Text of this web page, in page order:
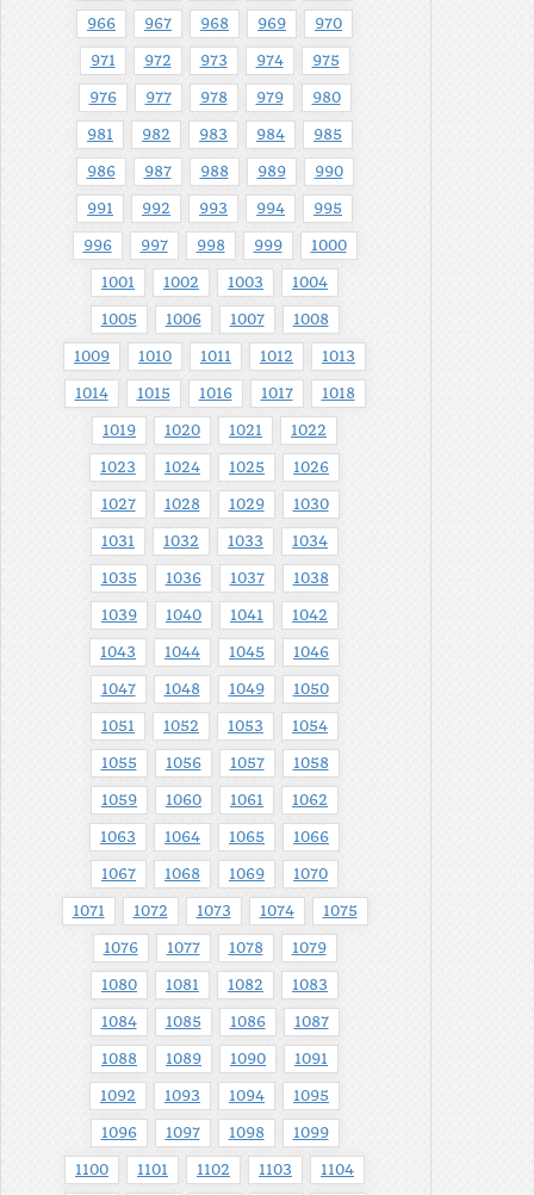
966 967 968 969 970
971 972 973 974 975
976 977 978 979 980
981 982 983 984 985
986 987 988 989 990
991 992 993 994 995
996 997 998 999 1000
1001 1002 1003 1004
1005 1006 1007 1008
1009 1010 1011 1012 1013
1014 1015 1016 1017 1018
1019 1020 1021 1022
1023 1024 1025 1026
1027 1028 1029 1030
1031 1032 1033 1034
1035 1036 1037 1038
1039 1040 1041 1042
1043 1044 1045 1046
1047 1048 1049 1050
1051 1052 1053 1054
1055 1056 1057 1058
1059 1060 1061 1062
1063 1064 1065 1066
1067 1068 1069 1070
1071 1072 1073 1074 1075
1076 1077 1078 1079
1080 1081 1082 1083
1084 1085 1086 1087
1088 1089 1090 1091
1092 1093 1094 1095
1096 1097 1098 1099
1100 1101 1102 1103 1104